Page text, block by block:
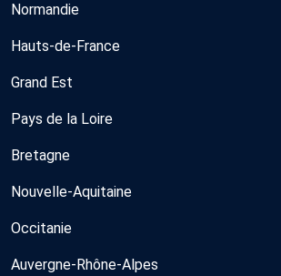
Normandie
Hauts-de-France
Grand Est
Pays de la Loire
Bretagne
Nouvelle-Aquitaine
Occitanie
Auvergne-Rhône-Alpes